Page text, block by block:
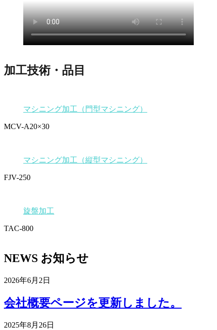
加工技術・品目
マシニング加工（門型マシニング）
MCV-A20×30
マシニング加工（縦型マシニング）
FJV-250
旋盤加工
TAC-800
NEWS お知らせ
2026年6月2日
会社概要ページを更新しました。
2025年8月26日